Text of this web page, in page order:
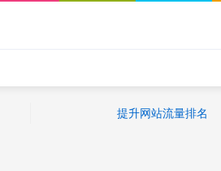
提升网站流量排名